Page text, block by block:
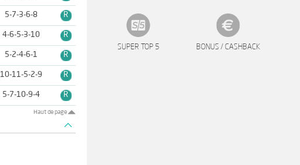
5-7-3-6-8 R
4-6-5-3-10 R
5-2-4-6-1 R
10-11-5-2-9 R
5-7-10-9-4 R
Haut de page
SUPER TOP 5 BONUS / CASHBACK